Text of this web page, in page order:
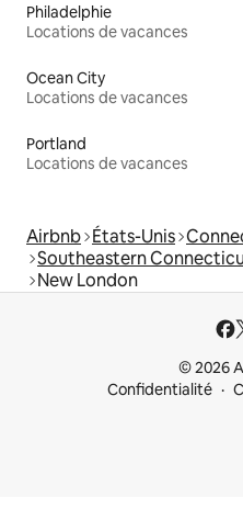
Philadelphie
Locations de vacances
Ocean City
Locations de vacances
Portland
Locations de vacances
Airbnb États-Unis
Southeastern
New London
© 2026
Confidentialité